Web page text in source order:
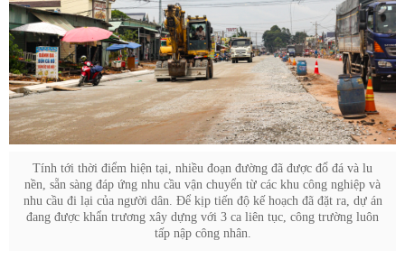
Tính tới thời điểm hiện tại, nhiều đoạn đường đã được đổ đá và lu
nền, sẵn sàng đáp ứng nhu cầu vận chuyển từ các khu công nghiệp và
nhu cầu đi lại của người dân. Để kịp tiến độ kế hoạch đã đặt ra, dự án
đang được khẩn trương xây dựng với 3 ca liên tục, công trường luôn
tấp nập công nhân.